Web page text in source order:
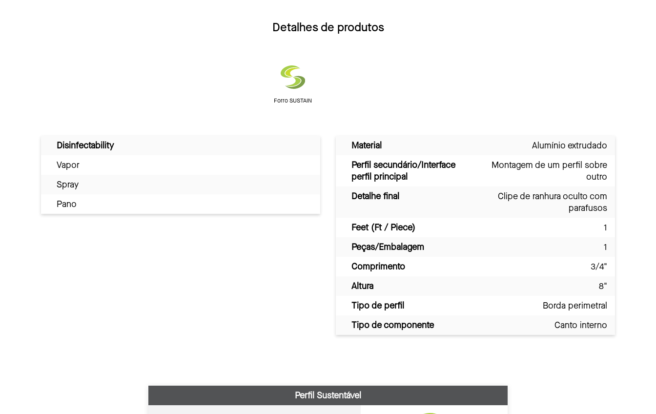
Detalhes de produtos
Forro SUSTAIN
Disinfectability
Vapor
Spray
Pano
Material
Alumínio extrudado
Perfil secundário/Interface
perfil principal
Montagem de um perfil sobre
outro
Detalhe final
Clipe de ranhura oculto com
parafusos
Feet (Ft / Piece)
1
Peças/Embalagem
1
Comprimento
3/4"
Altura
8"
Tipo de perfil
Borda perimetral
Tipo de componente
Canto interno
Perfil Sustentável